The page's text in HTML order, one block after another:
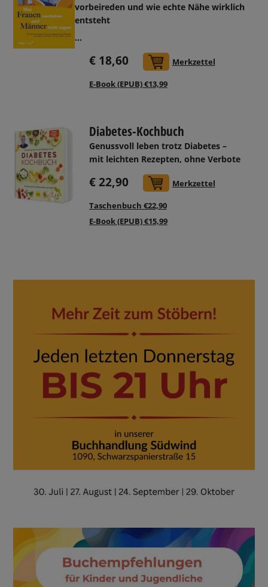
vorbeireden und wie echte Nähe wirklich
entsteht
...
€ 18,60 In den Warenkorb
Merkzettel
E-Book (EPUB) €13,99
Diabetes-Kochbuch
Genussvoll leben trotz Diabetes –
mit leichten Rezepten, ohne Verbote
€ 22,90 In den Warenkorb
Merkzettel
Taschenbuch €22,90
E-Book (EPUB) €15,99